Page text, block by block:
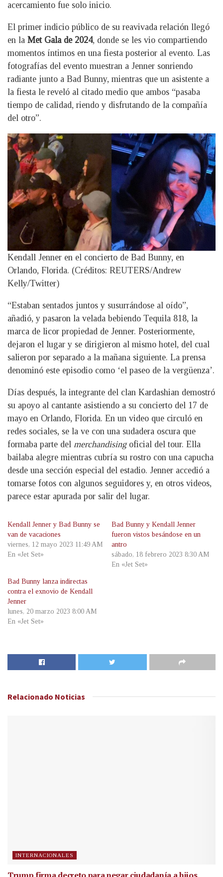
acercamiento fue solo inicio.
El primer indicio público de su reavivada relación llegó
en la Met Gala de 2024, donde se les vio compartiendo
momentos íntimos en una fiesta posterior al evento. Las
fotografías del evento muestran a Jenner sonriendo
radiante junto a Bad Bunny, mientras que un asistente a
la fiesta le reveló al citado medio que ambos “pasaba
tiempo de calidad, riendo y disfrutando de la compañía
del otro”.
Kendall Jenner en el concierto de Bad Bunny, en
Orlando, Florida. (Créditos: REUTERS/Andrew
Kelly/Twitter)
“Estaban sentados juntos y susurrándose al oído”,
añadió, y pasaron la velada bebiendo Tequila 818, la
marca de licor propiedad de Jenner. Posteriormente,
dejaron el lugar y se dirigieron al mismo hotel, del cual
salieron por separado a la mañana siguiente. La prensa
denominó este episodio como ‘el paseo de la vergüenza’.
Días después, la integrante del clan Kardashian demostró
su apoyo al cantante asistiendo a su concierto del 17 de
mayo en Orlando, Florida. En un video que circuló en
redes sociales, se la ve con una sudadera oscura que
formaba parte del merchandising oficial del tour. Ella
bailaba alegre mientras cubría su rostro con una capucha
desde una sección especial del estadio. Jenner accedió a
tomarse fotos con algunos seguidores y, en otros videos,
parece estar apurada por salir del lugar.
Kendall Jenner y Bad Bunny se
van de vacaciones
viernes, 12 mayo 2023 11:49 AM
En «Jet Set»
Bad Bunny y Kendall Jenner
fueron vistos besándose en un
antro
sábado, 18 febrero 2023 8:30 AM
En «Jet Set»
Bad Bunny lanza indirectas
contra el exnovio de Kendall
Jenner
lunes, 20 marzo 2023 8:00 AM
En «Jet Set»
Relacionado Noticias
INTERNACIONALES